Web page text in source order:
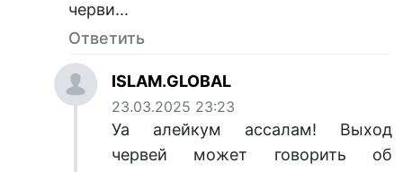
черви...
Ответить
ISLAM.GLOBAL
23.03.2025 23:23
Уа алейкум ассалам! Выход
червей может говорить об